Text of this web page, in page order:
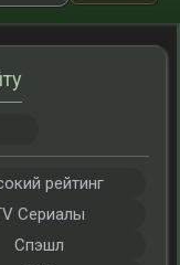
рейтинг
Сериалы
Спэшл